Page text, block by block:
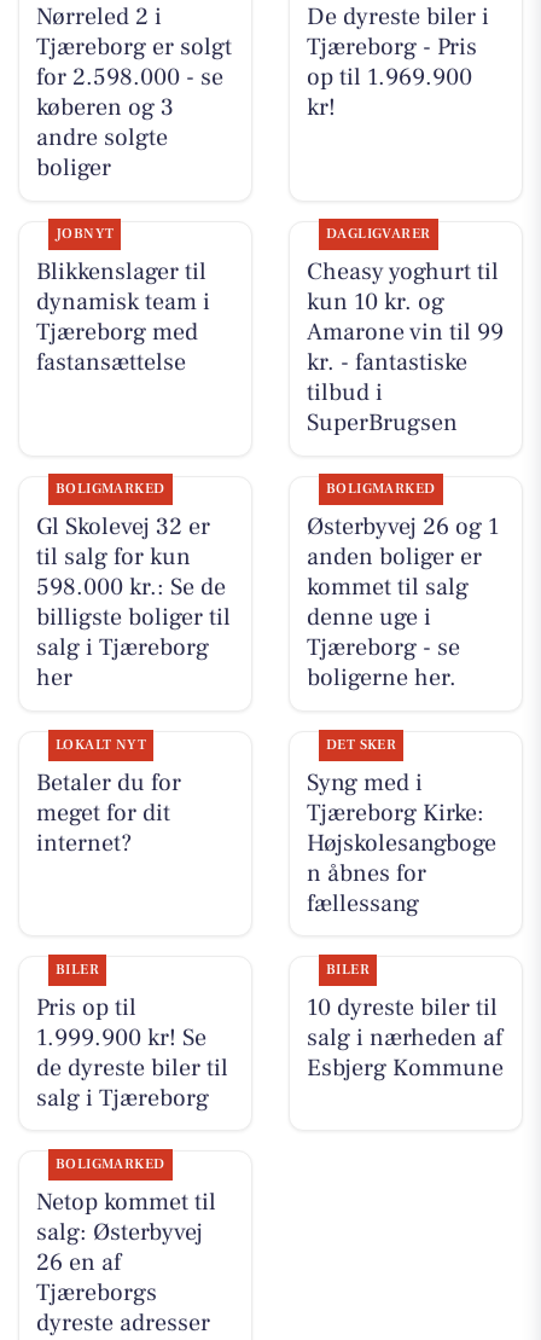
Nørreled 2 i
Tjæreborg er solgt
for 2.598.000 - se
køberen og 3
andre solgte
boliger
De dyreste biler i
Tjæreborg - Pris
op til 1.969.900
kr!
JOBNYT
Blikkenslager til
dynamisk team i
Tjæreborg med
fastansættelse
DAGLIGVARER
Cheasy yoghurt til
kun 10 kr. og
Amarone vin til 99
kr. - fantastiske
tilbud i
SuperBrugsen
BOLIGMARKED
Gl Skolevej 32 er
til salg for kun
598.000 kr.: Se de
billigste boliger til
salg i Tjæreborg
her
BOLIGMARKED
Østerbyvej 26 og 1
anden boliger er
kommet til salg
denne uge i
Tjæreborg - se
boligerne her.
LOKALT NYT
Betaler du for
meget for dit
internet?
DET SKER
Syng med i
Tjæreborg Kirke:
Højskolesangboge
n åbnes for
fællessang
BILER
Pris op til
1.999.900 kr! Se
de dyreste biler til
salg i Tjæreborg
BILER
10 dyreste biler til
salg i nærheden af
Esbjerg Kommune
BOLIGMARKED
Netop kommet til
salg: Østerbyvej
26 en af
Tjæreborgs
dyreste adresser